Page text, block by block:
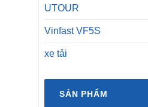
UTOUR
Vinfast VF5S
xe tải
SẢN PHẨM